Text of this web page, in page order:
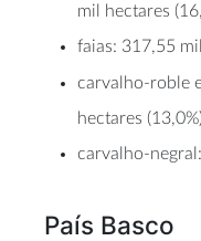
mil hectares
faias: 317,55
carvalho-roble
hectares
carvalho-
País Basco